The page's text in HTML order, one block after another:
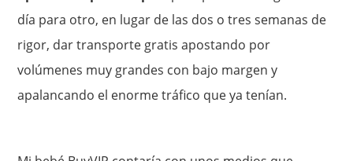
día para otro, en lugar de las dos o tres semanas de
rigor, dar transporte gratis apostando por
volúmenes muy grandes con bajo margen y
apalancando el enorme tráfico que ya tenían.